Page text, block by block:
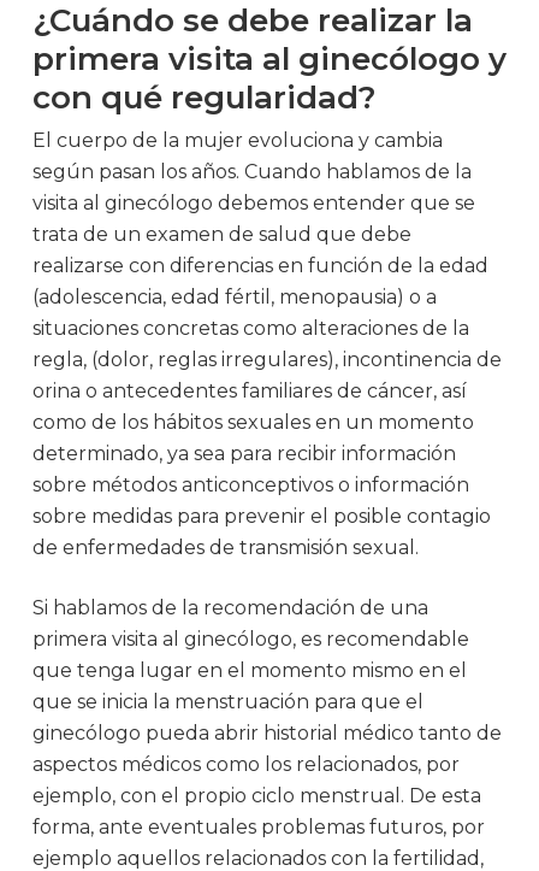
¿Cuándo se debe realizar la
primera visita al ginecólogo y
con qué regularidad?
El cuerpo de la mujer evoluciona y cambia
según pasan los años. Cuando hablamos de la
visita al ginecólogo debemos entender que se
trata de un examen de salud que debe
realizarse con diferencias en función de la edad
(adolescencia, edad fértil, menopausia) o a
situaciones concretas como alteraciones de la
regla, (dolor, reglas irregulares), incontinencia de
orina o antecedentes familiares de cáncer, así
como de los hábitos sexuales en un momento
determinado, ya sea para recibir información
sobre métodos anticonceptivos o información
sobre medidas para prevenir el posible contagio
de enfermedades de transmisión sexual.
Si hablamos de la recomendación de una
primera visita al ginecólogo, es recomendable
que tenga lugar en el momento mismo en el
que se inicia la menstruación para que el
ginecólogo pueda abrir historial médico tanto de
aspectos médicos como los relacionados, por
ejemplo, con el propio ciclo menstrual. De esta
forma, ante eventuales problemas futuros, por
ejemplo aquellos relacionados con la fertilidad,